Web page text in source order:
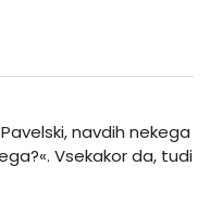
navdih nekega
Vsekakor da, tudi